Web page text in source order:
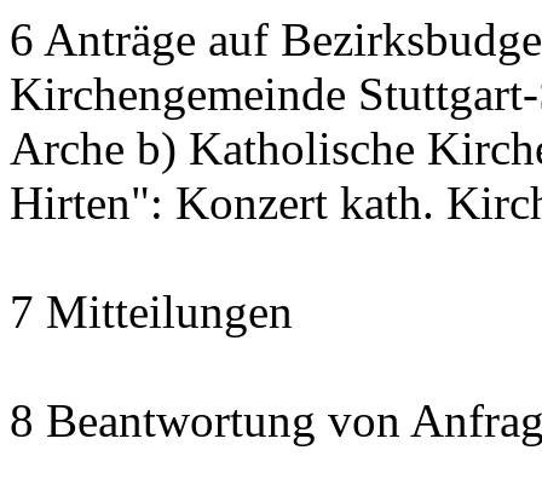
6 Anträge auf
Kirchengemeinde
Arche b) Katholische
Hirten": Konzert kath.
7 Mitteilungen
8 Beantwortung von